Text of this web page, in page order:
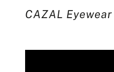
CAZAL Eyewear